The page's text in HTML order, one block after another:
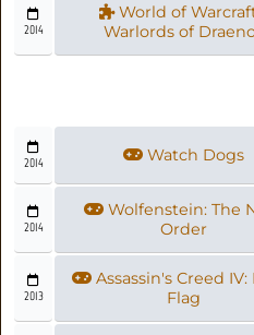
2014
World of
Warlords of
2014 Watch Dogs
2014
Wolfenstein: The
Order
2013
Assassin's Creed IV:
Flag